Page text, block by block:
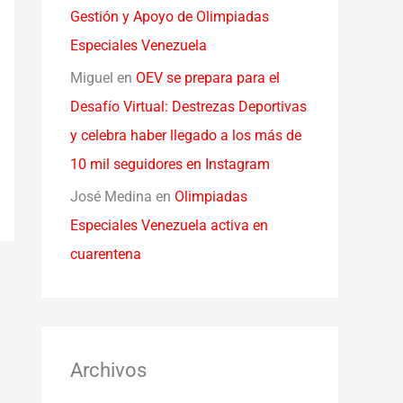
Gestión y Apoyo de Olimpiadas
Especiales Venezuela
Miguel en OEV se prepara para el
Desafío Virtual: Destrezas Deportivas
y celebra haber llegado a los más de
10 mil seguidores en Instagram
José Medina en Olimpiadas
Especiales Venezuela activa en
cuarentena
Archivos